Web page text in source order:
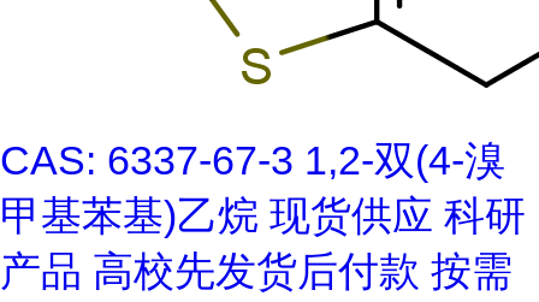
CAS: 6337-67-3 1,2-双(4-溴
甲基苯基)乙烷 现货供应 科研
产品 高校先发货后付款 按需